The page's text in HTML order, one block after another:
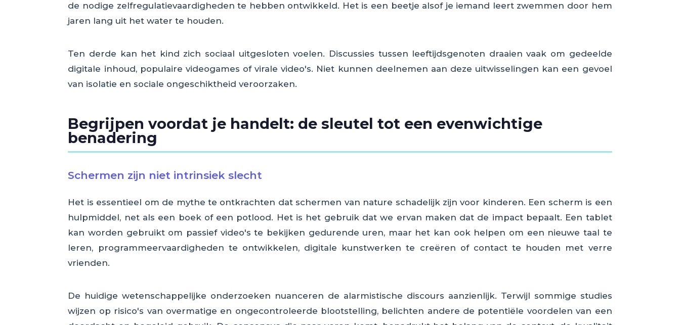
de nodige zelfregulatievaardigheden te hebben ontwikkeld. Het is een beetje alsof je iemand leert zwemmen door hem
jaren lang uit het water te houden.
Ten derde kan het kind zich sociaal uitgesloten voelen. Discussies tussen leeftijdsgenoten draaien vaak om gedeelde
digitale inhoud, populaire videogames of virale video's. Niet kunnen deelnemen aan deze uitwisselingen kan een gevoel
van isolatie en sociale ongeschiktheid veroorzaken.
Begrijpen voordat je handelt: de sleutel tot een evenwichtige
benadering
Schermen zijn niet intrinsiek slecht
Het is essentieel om de mythe te ontkrachten dat schermen van nature schadelijk zijn voor kinderen. Een scherm is een
hulpmiddel, net als een boek of een potlood. Het is het gebruik dat we ervan maken dat de impact bepaalt. Een tablet
kan worden gebruikt om passief video's te bekijken gedurende uren, maar het kan ook helpen om een nieuwe taal te
leren, programmeervaardigheden te ontwikkelen, digitale kunstwerken te creëren of contact te houden met verre
vrienden.
De huidige wetenschappelijke onderzoeken nuanceren de alarmistische discours aanzienlijk. Terwijl sommige studies
wijzen op risico's van overmatige en ongecontroleerde blootstelling, belichten andere de potentiële voordelen van een